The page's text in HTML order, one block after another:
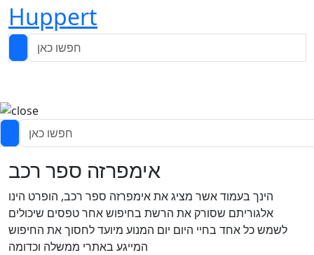
Huppert
אימפרזה ספר רכב
הינך בעמוד אשר מציג את אימפרזה ספר רכב, הופרט הינו
אלגוריתם שסורק את הרשת בחיפוש אחר טפסים שיכולים
לשמש כל אחד בחיי היום יום המנוע מיועד לחסוך את החיפוש
המייגע באתרי ממשלה וכדומה